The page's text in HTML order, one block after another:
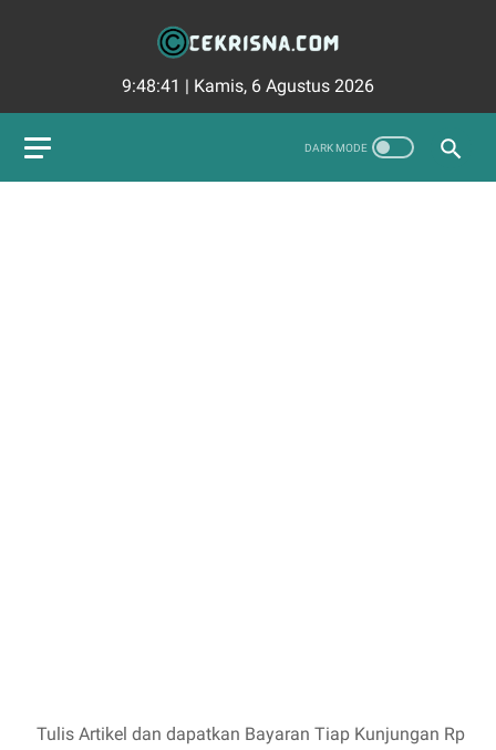
9:48:42 | Kamis, 6 Agustus 2026
Tulis Artikel dan dapatkan Bayaran Tiap Kunjungan Rp